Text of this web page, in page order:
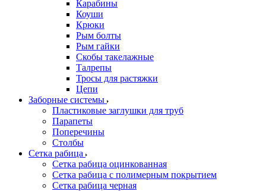
Карабины
Коуши
Крюки
Рым болты
Рым гайки
Скобы такелажные
Талрепы
Тросы для растяжки
Цепи
Заборные системы
Пластиковые заглушки для труб
Парапеты
Поперечины
Столбы
Сетка рабица
Сетка рабица оцинкованная
Сетка рабица с полимерным покрытием
Сетка рабица черная